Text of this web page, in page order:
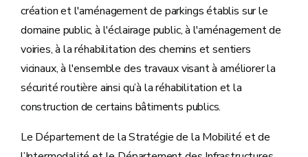
création et l'aménagement de parkings établis sur le
domaine public, à l'éclairage public, à l'aménagement de
voiries, à la réhabilitation des chemins et sentiers
vicinaux, à l'ensemble des travaux visant à améliorer la
sécurité routière ainsi qu’à la réhabilitation et la
construction de certains bâtiments publics.
Le Département de la Stratégie de la Mobilité et de